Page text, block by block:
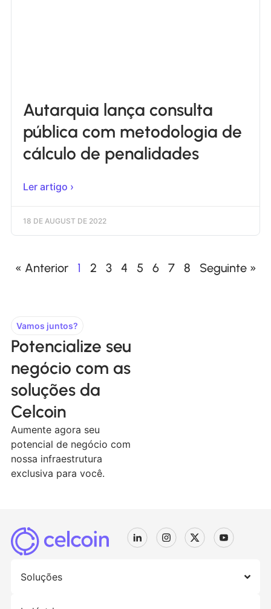
Autarquia lança consulta
pública com metodologia de
cálculo de penalidades
Ler artigo ›
18 DE AUGUST DE 2022
« Anterior 1 2 3 4 5 6 7 8 Seguinte »
Vamos juntos?
Potencialize seu
negócio com as
soluções da
Celcoin
Aumente agora seu
potencial de negócio com
nossa infraestrutura
exclusiva para você.
Soluções